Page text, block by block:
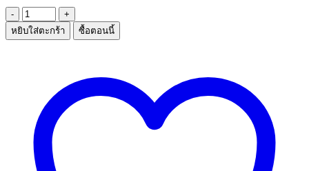
จำนวน
สมุด
หยิบใส่ตะกร้า ซื้อตอนนี้